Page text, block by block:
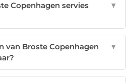
Copenhagen servies
▼
van Broste Copenhagen
▼